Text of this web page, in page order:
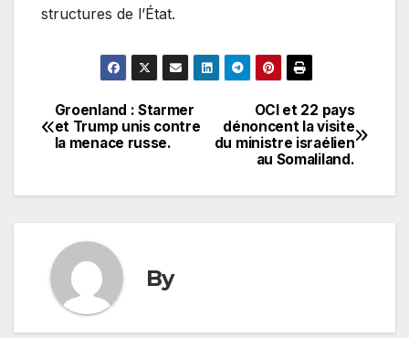
structures de l’État.
Navigation
de
l’article
OCI et 22 pays
dénoncent la visite
du ministre israélien
au Somaliland.
Groenland : Starmer
et Trump unis contre
la menace russe.
By